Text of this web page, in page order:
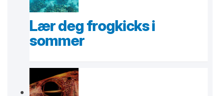
Lær deg frogkicks i
sommer